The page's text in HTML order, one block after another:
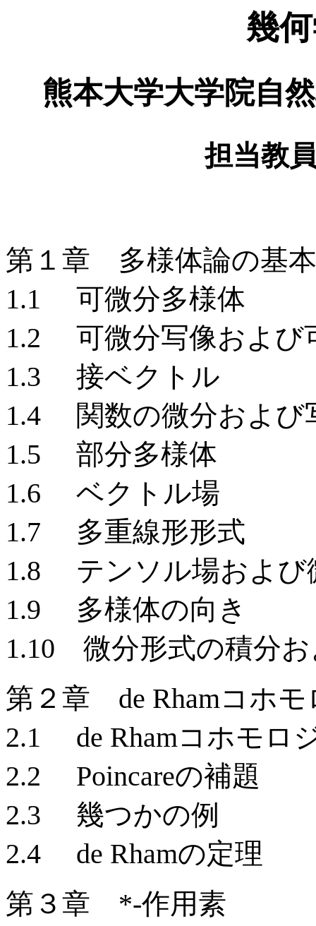
幾
熊本大学大学院自
担当教
第１章 多様体論の基
1.1 可微分多様体
1.2 可微分写像および
1.3 接ベクトル
1.4 関数の微分および
1.5 部分多様体
1.6 ベクトル場
1.7 多重線形形式
1.8 テンソル場および
1.9 多様体の向き
1.10 微分形式の積分お
第２章 de Rhamコホモ
2.1 de Rhamコホモロ
2.2 Poincareの補題
2.3 幾つかの例
2.4 de Rhamの定理
第３章 *-作用素